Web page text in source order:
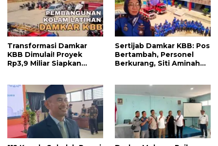
Transformasi Damkar
KBB Dimulai! Proyek
Rp3,9 Miliar Siapkan
Sertijab Damkar KBB: Pos
Bertambah, Personel
Berkurang, Siti Aminah